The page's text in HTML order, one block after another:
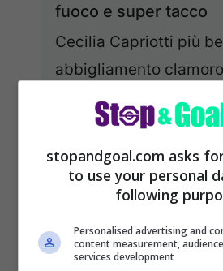
fuoco e super tacco
Cecilia Capriotti più
abbigliamento
showgirl che mette in
fascino intramontabile
parliamo ...Leggi tutto
stopandgoal.com asks
to use your personal
following
Personalised advertising and
content measurement,
services development